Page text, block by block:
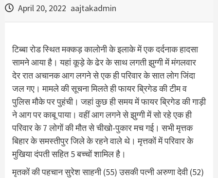
April 20, 2022 aajtakadmin
टिब्बा रोड स्थित मक्कड़ कालोनी के इलाके में एक दर्दनाक हादसा
सामने आया है। यहां कूड़े के ढेर के साथ लगती झुग्गी में मंगलवार
देर रात अचानक आग लगने से एक ही परिवार के सात लाेग जिंदा
जल गए। मामले की सूचना मिलते ही फायर ब्रिगेड की टीम व
पुलिस मौके पर पुहंची। जहां कुछ ही समय में फायर ब्रिगेड की गाड़ी
ने आग पर काबू पाया। वहीं आग लगने से झुग्गी में सो रहे एक ही
परिवार के 7 लोगों की मौत से चीखाे-पुकार मच गई। सभी मृत्तक
बिहार के समस्तीपुर जिले के रहने वाले थे। मृत्तकाें में परिवार के
मुखिया दंपती सहित 5 बच्चों शामिल है।
मृतकों की पहचान सुरेश साहनी (55) उसकी पत्नी अरुणा देवी (52)